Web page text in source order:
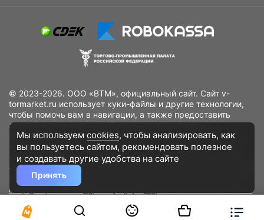
© 2023-2026. ООО «ВТМ», официальный сайт. Сайт v-
tormarket.ru использует куки-файлы и другие технологии,
чтобы помочь вам в навигации, а также предоставить
лучший пользовательский опыт, анализировать
использование наших продуктов и услуг, повысить
качество рекламных и маркетинговых активностей. Если
Вы не хотите, чтобы Ваши пользовательские данные
обрабатывались, пожалуйста, ограничьте их использование
в своём браузере.
конфиденциальности
Разработано DST Global
Мы используем cookies, чтобы анализировать, как
вы пользуетесь сайтом, рекомендовать полезное
и создавать другие удобства на сайте
Принять